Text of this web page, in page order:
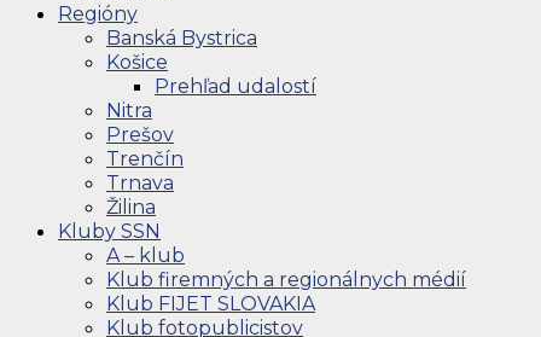
Regióny
Banská Bystrica
Košice
Prehľad udalostí
Nitra
Prešov
Trenčín
Trnava
Žilina
Kluby SSN
A – klub
Klub firemných a regionálnych médií
Klub FIJET SLOVAKIA
Klub fotopublicistov